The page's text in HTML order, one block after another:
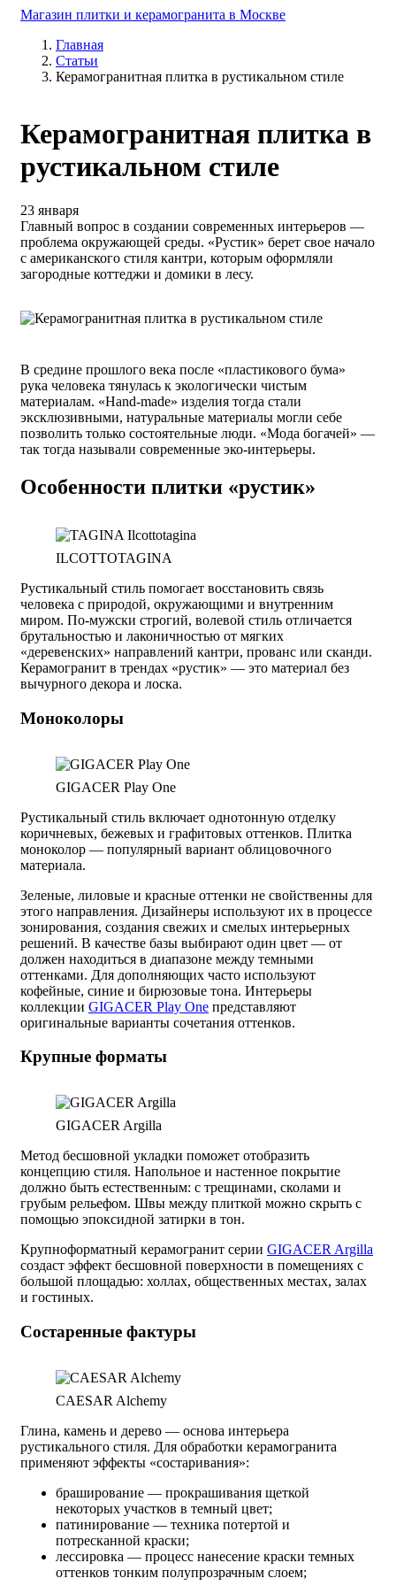
Магазин плитки и керамогранита в Москве
Главная
Статьи
Керамогранитная плитка в рустикальном стиле
Керамогранитная плитка в
рустикальном стиле
23 января
Главный вопрос в создании современных интерьеров —
проблема окружающей среды. «Рустик» берет свое начало
с американского стиля кантри, которым оформляли
загородные коттеджи и домики в лесу.
В средине прошлого века после «пластикового бума»
рука человека тянулась к экологически чистым
материалам. «Hand-made» изделия тогда стали
эксклюзивными, натуральные материалы могли себе
позволить только состоятельные люди. «Мода богачей» —
так тогда называли современные эко-интерьеры.
Особенности плитки «рустик»
ILCOTTOTAGINA
Рустикальный стиль помогает восстановить связь
человека с природой, окружающими и внутренним
миром. По-мужски строгий, волевой стиль отличается
брутальностью и лаконичностью от мягких
«деревенских» направлений кантри, прованс или сканди.
Керамогранит в трендах «рустик» — это материал без
вычурного декора и лоска.
Моноколоры
GIGACER Play One
Рустикальный стиль включает однотонную отделку
коричневых, бежевых и графитовых оттенков. Плитка
моноколор — популярный вариант облицовочного
материала.
Зеленые, лиловые и красные оттенки не свойственны для
этого направления. Дизайнеры используют их в процессе
зонирования, создания свежих и смелых интерьерных
решений. В качестве базы выбирают один цвет — от
должен находиться в диапазоне между темными
оттенками. Для дополняющих часто используют
кофейные, синие и бирюзовые тона. Интерьеры
коллекции GIGACER Play One представляют
оригинальные варианты сочетания оттенков.
Крупные форматы
GIGACER Argilla
Метод бесшовной укладки поможет отобразить
концепцию стиля. Напольное и настенное покрытие
должно быть естественным: с трещинами, сколами и
грубым рельефом. Швы между плиткой можно скрыть с
помощью эпоксидной затирки в тон.
Крупноформатный керамогранит серии GIGACER Argilla
создаст эффект бесшовной поверхности в помещениях с
большой площадью: холлах, общественных местах, залах
и гостиных.
Состаренные фактуры
CAESAR Alchemy
Глина, камень и дерево — основа интерьера
рустикального стиля. Для обработки керамогранита
применяют эффекты «состаривания»:
браширование — прокрашивания щеткой
некоторых участков в темный цвет;
патинирование — техника потертой и
потресканной краски;
лессировка — процесс нанесение краски темных
оттенков тонким полупрозрачным слоем;